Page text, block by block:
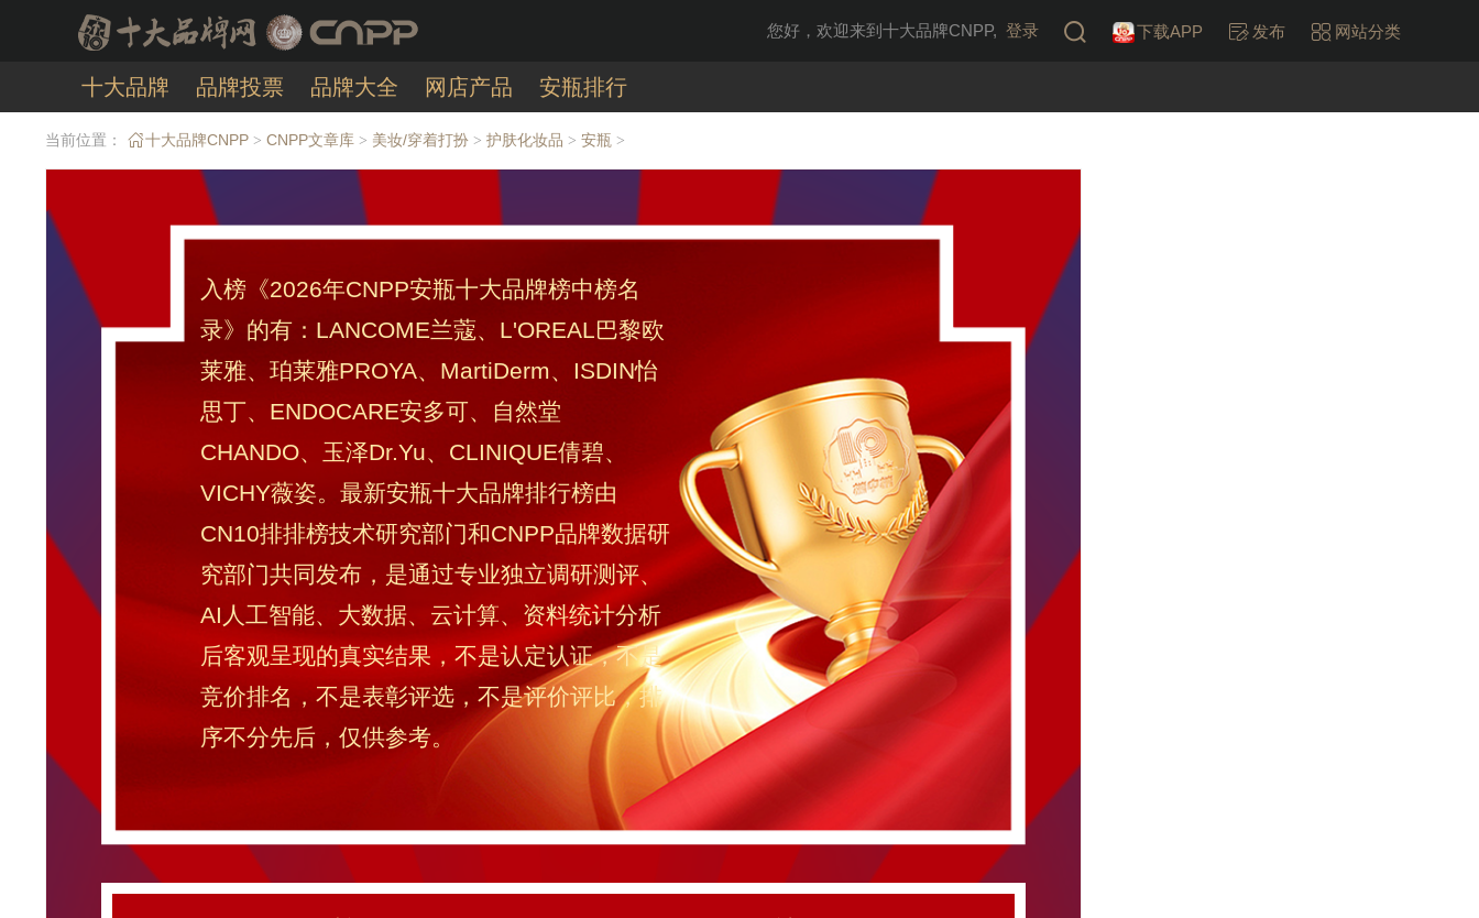
您好，欢迎来到十大品牌CNPP, 登录 下载APP 发布 网站分类
十大品牌 品牌投票 品牌大全 网店产品 安瓶排行
当前位置： 十大品牌CNPP > CNPP文章库 > 美妆/穿着打扮 > 护肤化妆品 > 安瓶 >
入榜《2026年CNPP安瓶十大品牌榜中榜名
录》的有：LANCOME兰蔻、L'OREAL巴黎欧
莱雅、珀莱雅PROYA、MartiDerm、ISDIN怡
思丁、ENDOCARE安多可、自然堂
CHANDO、玉泽Dr.Yu、CLINIQUE倩碧、
VICHY薇姿。最新安瓶十大品牌排行榜由
CN10排排榜技术研究部门和CNPP品牌数据研
究部门共同发布，是通过专业独立调研测评、
AI人工智能、大数据、云计算、资料统计分析
后客观呈现的真实结果，不是认定认证，不是
竞价排名，不是表彰评选，不是评价评比，排
序不分先后，仅供参考。